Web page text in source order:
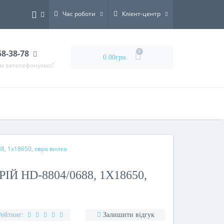
Час роботи Клієнт-центр
38-78
зателефонуємо?
0.00грн.
0
1х18650, євро вилка
HD-8804/0688, 1Х18650,
Залишити відгук